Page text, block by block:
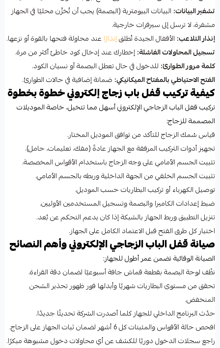
تشفير البيانات: البيانات البيومترية (البصمة) يجب أن تُخزَّن محليًا في الجهاز
مشفرة، لا ترسل إلى سيرفرات خارجية.
إنذار التلاعب: الأقفال الجيدة تُطلقإنذارًا عند محاولة فتحها بالقوة أو نزعها.
تسجيل المحاولات الفاشلة:إخطارك عند إدخال كود خاطئ أكثر من مرة.
كلمة مرور الطوارئ: للدخول في حال تعطل البصمة أو نسيان الكود.
الفتح الاحتياطي بالمفتاح الميكانيكي: ضمانة إضافية في حالات الطوارئ.
كيفية تركيب قفل باب زجاج إلكتروني خطوة بخطوة
تركيب قفل الباب الزجاجي الإلكتروني أسهل مما تتخيل، خاصة الموديلات
المصممة للزجاج:
قياس سُمك الزجاج للتأكد من توافق الموديل المختار.
تجهيز أدوات التركيب المرفقة مع الجهاز عادةً (مفك، تعليمات، حامل).
تثبيت الجسم الأمامي على وجه الزجاج باستخدام الأقواس المخصصة.
تثبيت الجسم الخلفي من الجهة الداخلية وربطه بالجسم الأمامي.
توصيل الكهرباء أو تركيب البطاريات حسب الموديل.
ضبط إعدادات الكاميرا والبصمة وتسجيل المستخدمين الأوليين.
تنزيل التطبيق وربط الجهاز بالشبكة إذا كان يدعم التحكم عن بُعد.
اختبار كل طرق الفتح قبل الاعتماد الكامل على الجهاز.
صيانة قفل الباب الزجاجي الإلكتروني وأهم النصائح
الصيانة الوقائية تضمن عمر أطول للجهاز:
نظّف لوحة البصمة بقطعة قماش جافة أسبوعيًا لضمان دقة القراءة.
تحقق من مستوى البطاريات شهريًا وأبدلها فور ظهور تحذير الشحن
المنخفض.
حدّث البرنامج الداخلي للجهاز كلما أصدرت الشركة تحديثًا جديدًا.
افحص حالة الأقواس والمثبتات كل 6 أشهر لضمان ثبات الجهاز على الزجاج.
راجع سجلات الدخول دوريًا للكشف عن أي محاولات دخول مشبوهة مبكرًا.